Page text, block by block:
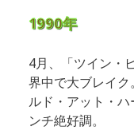
1990年
4月、「ツイン・
界中で大ブレイ
ルド・アット・
ンチ絶好調。